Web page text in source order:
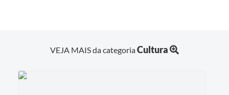
VEJA MAIS da categoriaCultura